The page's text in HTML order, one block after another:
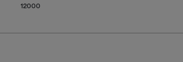
12000